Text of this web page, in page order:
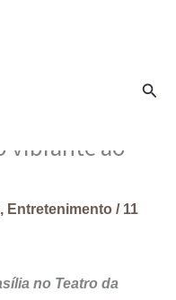
vibrante ao
, Entretenimento / 11
no Teatro da